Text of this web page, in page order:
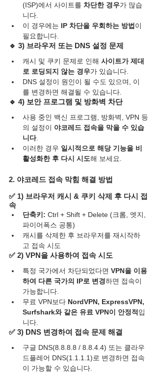
(ISP)에서 사이트를 차단한 경우가 많습
니다.
이 경우에는 IP 차단을 우회하는 방법이
필요합니다.
🔹 3) 브라우저 또는 DNS 설정 문제
캐시 및 쿠키 문제로 인해 사이트가 제대
로 로딩되지 않는 경우가 있습니다.
DNS 설정이 원인이 될 수도 있으며, 이
를 변경하면 해결될 수 있습니다.
🔹 4) 보안 프로그램 및 방화벽 차단
사용 중인 백신 프로그램, 방화벽, VPN 등
의 설정이 야코레드 접속을 막을 수 있습
니다.
이러한 경우 일시적으로 해당 기능을 비
활성화한 후 다시 시도해 보세요.
2. 야코레드 접속 막힘 해결 방법
✅ 1) 브라우저 캐시 & 쿠키 삭제 후 다시 접
속
단축키: Ctrl + Shift + Delete (크롬, 엣지,
파이어폭스 공통)
캐시를 삭제한 후 브라우저를 재시작하
고 접속 시도
✅ 2) VPN을 사용하여 접속 시도
특정 국가에서 차단되었다면 VPN을 이용
하여 다른 국가의 IP로 변경하면 접속이
가능합니다.
무료 VPN보다 NordVPN, ExpressVPN,
Surfshark와 같은 유료 VPN이 안정적입
니다.
✅ 3) DNS 변경하여 접속 문제 해결
구글 DNS(8.8.8.8 / 8.8.4.4) 또는 클라우
드플레어 DNS(1.1.1.1)로 변경하면 접속
이 가능할 수 있습니다.